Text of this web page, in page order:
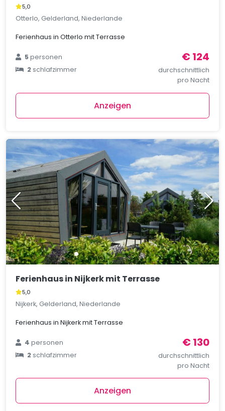
5,0
Otterlo, Gelderland, Niederlande
Ferienhaus in Otterlo mit Terrasse
5personen
2schlafzimmer
€ 124
durchschnittlich
pro Nacht
Anzeigen
Ferienhaus in Nijkerk mit Terrasse
5,0
Nijkerk, Gelderland, Niederlande
Ferienhaus in Nijkerk mit Terrasse
4personen
2schlafzimmer
€ 130
durchschnittlich
pro Nacht
Anzeigen